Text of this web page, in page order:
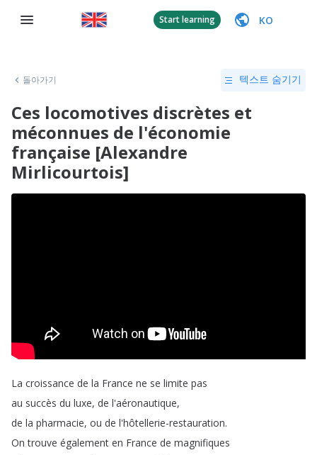
Start learning KO
돌아가기 텍스트 숨기기
Ces locomotives discrètes et
méconnues de l'économie
française [Alexandre
Mirlicourtois]
La croissance de la France ne se limite pas
au succès du luxe, de l'aéronautique,
de la pharmacie, ou de l'hôtellerie-restauration.
On trouve également en France de magnifiques